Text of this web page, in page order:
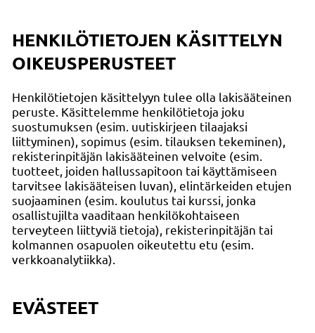
HENKILÖTIETOJEN KÄSITTELYN
OIKEUSPERUSTEET
Henkilötietojen käsittelyyn tulee olla lakisääteinen
peruste. Käsittelemme henkilötietoja joku
suostumuksen (esim. uutiskirjeen tilaajaksi
liittyminen), sopimus (esim. tilauksen tekeminen),
rekisterinpitäjän lakisääteinen velvoite (esim.
tuotteet, joiden hallussapitoon tai käyttämiseen
tarvitsee lakisääteisen luvan), elintärkeiden etujen
suojaaminen (esim. koulutus tai kurssi, jonka
osallistujilta vaaditaan henkilökohtaiseen
terveyteen liittyviä tietoja), rekisterinpitäjän tai
kolmannen osapuolen oikeutettu etu (esim.
verkkoanalytiikka).
EVÄSTEET